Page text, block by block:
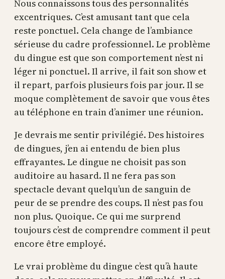
Nous connaissons tous des personnalités
excentriques. C’est amusant tant que cela
reste ponctuel. Cela change de l’ambiance
sérieuse du cadre professionnel. Le problème
du dingue est que son comportement n’est ni
léger ni ponctuel. Il arrive, il fait son show et
il repart, parfois plusieurs fois par jour. Il se
moque complètement de savoir que vous êtes
au téléphone en train d’animer une réunion.
Je devrais me sentir privilégié. Des histoires
de dingues, j’en ai entendu de bien plus
effrayantes. Le dingue ne choisit pas son
auditoire au hasard. Il ne fera pas son
spectacle devant quelqu’un de sanguin de
peur de se prendre des coups. Il n’est pas fou
non plus. Quoique. Ce qui me surprend
toujours c’est de comprendre comment il peut
encore être employé.
Le vrai problème du dingue c’est qu’à haute